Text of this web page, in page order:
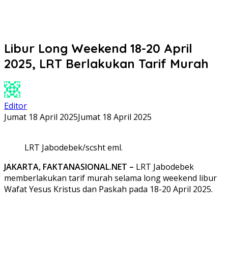
Libur Long Weekend 18-20 April
2025, LRT Berlakukan Tarif Murah
Editor
Jumat 18 April 2025Jumat 18 April 2025
LRT Jabodebek/scsht eml.
JAKARTA, FAKTANASIONAL.NET – LRT Jabodebek
memberlakukan tarif murah selama long weekend libur
Wafat Yesus Kristus dan Paskah pada 18-20 April 2025.